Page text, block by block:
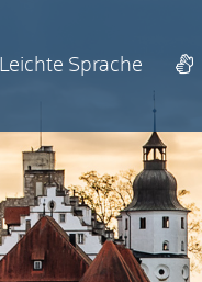
Leichte Sprache